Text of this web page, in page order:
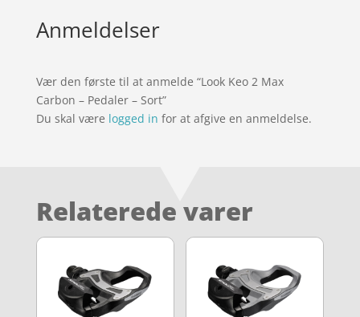
Anmeldelser
Vær den første til at anmelde “Look Keo 2 Max
Carbon – Pedaler – Sort”
Du skal være logged in for at afgive en anmeldelse.
Relaterede varer